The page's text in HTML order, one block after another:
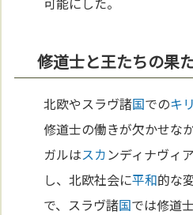
修道士と王たちの果
北欧やスラヴ諸国でのキ
修道士の働きが欠かせな
ガルはスカ ンディナヴィ
し、北欧社会に平和的な
で、スラヴ諸国では修道